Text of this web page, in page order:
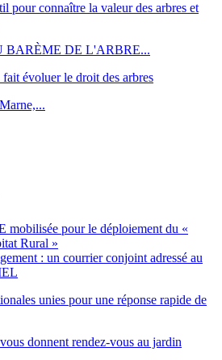
pour connaître la valeur des arbres et
BARÈME DE L'ARBRE...
évoluer le droit des arbres
mobilisée pour le déploiement du «
Rural »
: un courrier conjoint adressé au
unies pour une réponse rapide de
donnent rendez-vous au jardin